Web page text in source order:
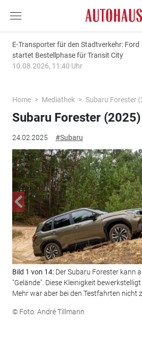
E-Transporter für den Stadtverkehr: Ford
startet Bestellphase für Transit City
10.08.2026, 11:40 Uhr
Home Mediathek Subaru Forester
24.02.2025 #Subaru
Subaru Forester (2025)
Bild 1 von 14: Der Subaru Forester kann
"Gelände". Diese Kleinigkeit
Mehr war aber bei den Testfahrten nicht
© Foto: André Tillmann